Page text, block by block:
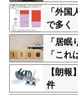
「外
で多く
「居
「こ
【朗
件